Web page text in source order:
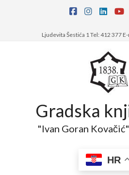
Ljudevita Šestića 1 Tel: 412 377
Gradska
"Ivan Goran
HR